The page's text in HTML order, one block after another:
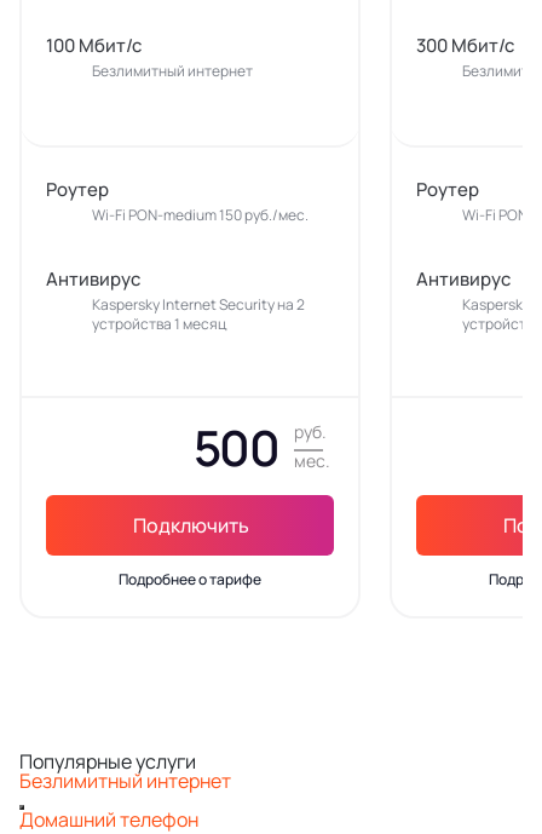
100 Мбит/с
Безлимитный интернет
Роутер
Wi-Fi PON-medium 150 руб./мес.
Антивирус
Kaspersky Internet Security на 2
устройства 1 месяц
500
руб.
мес.
Подключить
Подробнее о тарифе
300 Мбит/с
Роутер
Wi-Fi PON-
Антивирус
Kaspersky
Популярные услуги
Безлимитный интернет
Домашний телефон